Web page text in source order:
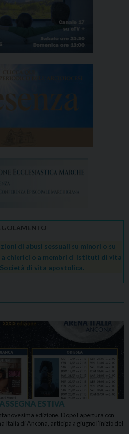
di abusi sessuali su minori o su
chierici o a membri di Istituti di vita
di vita apostolica.
ESTIVA
edizione. Dopo l’apertura con
Italia di Ancona, anticipa a giugno l’inizio del